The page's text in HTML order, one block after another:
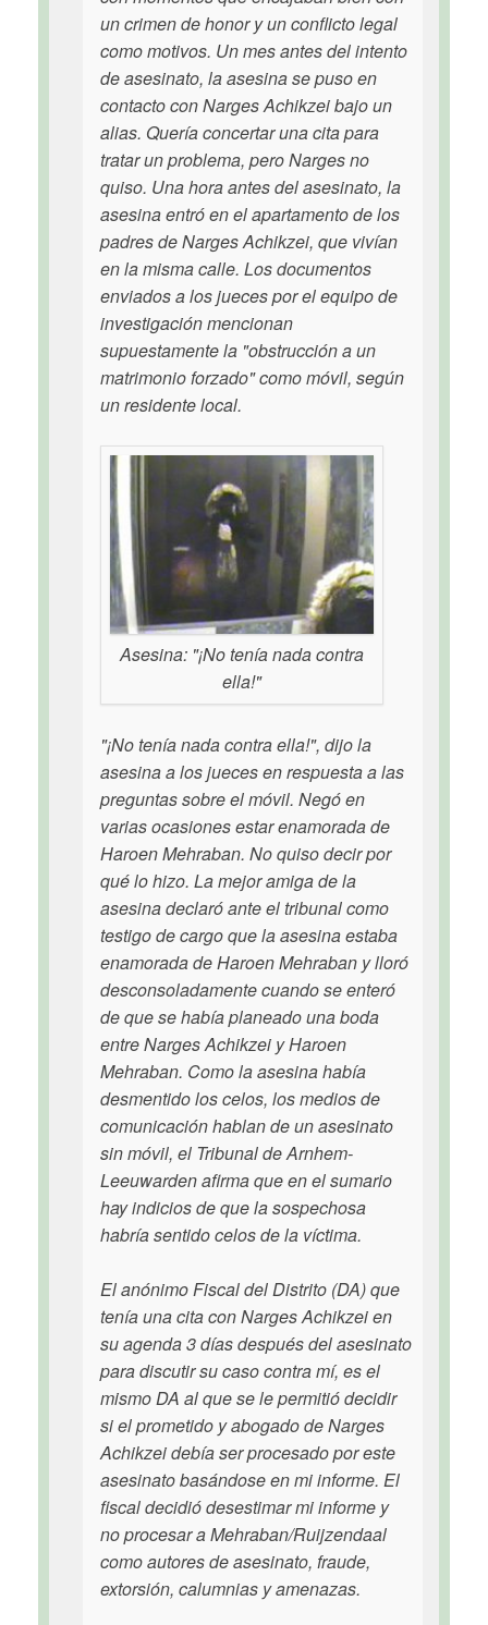
un crimen de honor y un conflicto legal
como motivos. Un mes antes del intento
de asesinato, la asesina se puso en
contacto con Narges Achikzei bajo un
alias. Quería concertar una cita para
tratar un problema, pero Narges no
quiso. Una hora antes del asesinato, la
asesina entró en el apartamento de los
padres de Narges Achikzei, que vivían
en la misma calle. Los documentos
enviados a los jueces por el equipo de
investigación mencionan
supuestamente la "obstrucción a un
matrimonio forzado" como móvil, según
un residente local.
Asesina: "¡No tenía nada contra
ella!"
"¡No tenía nada contra ella!", dijo la
asesina a los jueces en respuesta a las
preguntas sobre el móvil. Negó en
varias ocasiones estar enamorada de
Haroen Mehraban. No quiso decir por
qué lo hizo. La mejor amiga de la
asesina declaró ante el tribunal como
testigo de cargo que la asesina estaba
enamorada de Haroen Mehraban y lloró
desconsoladamente cuando se enteró
de que se había planeado una boda
entre Narges Achikzei y Haroen
Mehraban. Como la asesina había
desmentido los celos, los medios de
comunicación hablan de un asesinato
sin móvil, el Tribunal de Arnhem-
Leeuwarden afirma que en el sumario
hay indicios de que la sospechosa
habría sentido celos de la víctima.
El anónimo Fiscal del Distrito (DA) que
tenía una cita con Narges Achikzei en
su agenda 3 días después del asesinato
para discutir su caso contra mí, es el
mismo DA al que se le permitió decidir
si el prometido y abogado de Narges
Achikzei debía ser procesado por este
asesinato basándose en mi informe. El
fiscal decidió desestimar mi informe y
no procesar a Mehraban/Ruijzendaal
como autores de asesinato, fraude,
extorsión, calumnias y amenazas.